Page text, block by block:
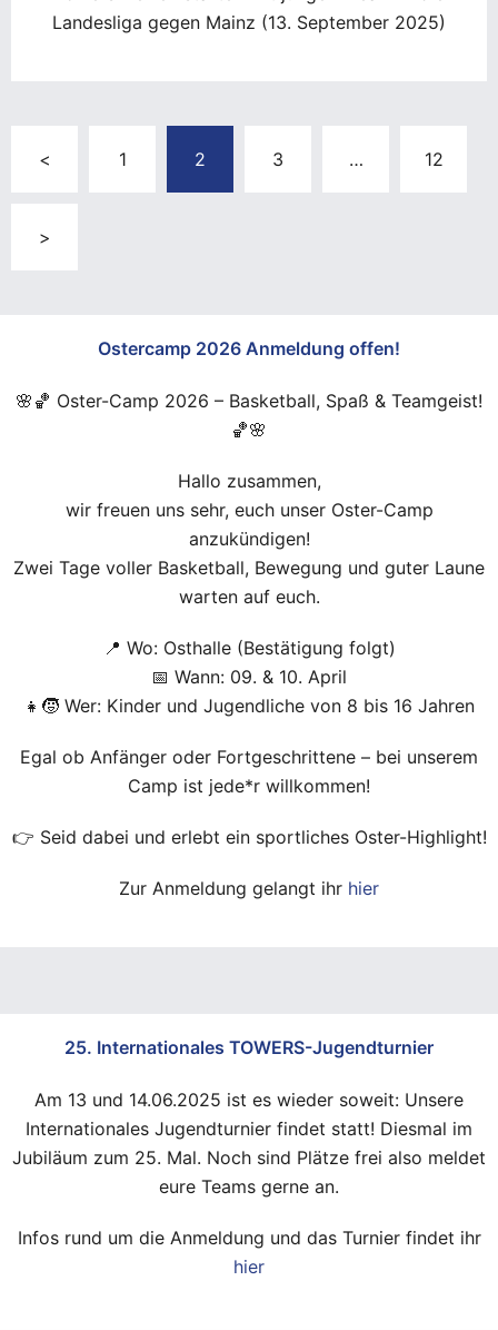
Landesliga gegen Mainz (13. September 2025)
der
< 1 2 3 … 12
>
Ostercamp 2026 Anmeldung offen!
🌸🏀 Oster-Camp 2026 – Basketball, Spaß & Teamgeist!
🏀🌸
Hallo zusammen,
wir freuen uns sehr, euch unser Oster-Camp
anzukündigen!
Zwei Tage voller Basketball, Bewegung und guter Laune
warten auf euch.
📍 Wo: Osthalle (Bestätigung folgt)
📅 Wann: 09. & 10. April
👧🧒 Wer: Kinder und Jugendliche von 8 bis 16 Jahren
Egal ob Anfänger oder Fortgeschrittene – bei unserem
Camp ist jede*r willkommen!
👉 Seid dabei und erlebt ein sportliches Oster-Highlight!
Zur Anmeldung gelangt ihr hier
25. Internationales TOWERS-Jugendturnier
Am 13 und 14.06.2025 ist es wieder soweit: Unsere
Internationales Jugendturnier findet statt! Diesmal im
Jubiläum zum 25. Mal. Noch sind Plätze frei also meldet
eure Teams gerne an.
Infos rund um die Anmeldung und das Turnier findet ihr
hier